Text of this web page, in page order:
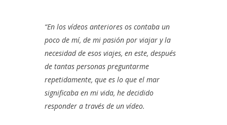
“En los vídeos anteriores os contaba un
poco de mí, de mi pasión por viajar y la
necesidad de esos viajes, en este, después
de tantas personas preguntarme
repetidamente, que es lo que el mar
significaba en mi vida, he decidido
responder a través de un vídeo.